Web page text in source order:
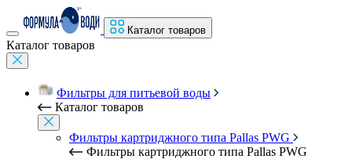
Каталог товаров
Каталог товаров
Фильтры для питьевой воды
Каталог товаров
Фильтры картриджного типа Pallas PWG
Фильтры картриджного типа Pallas PWG